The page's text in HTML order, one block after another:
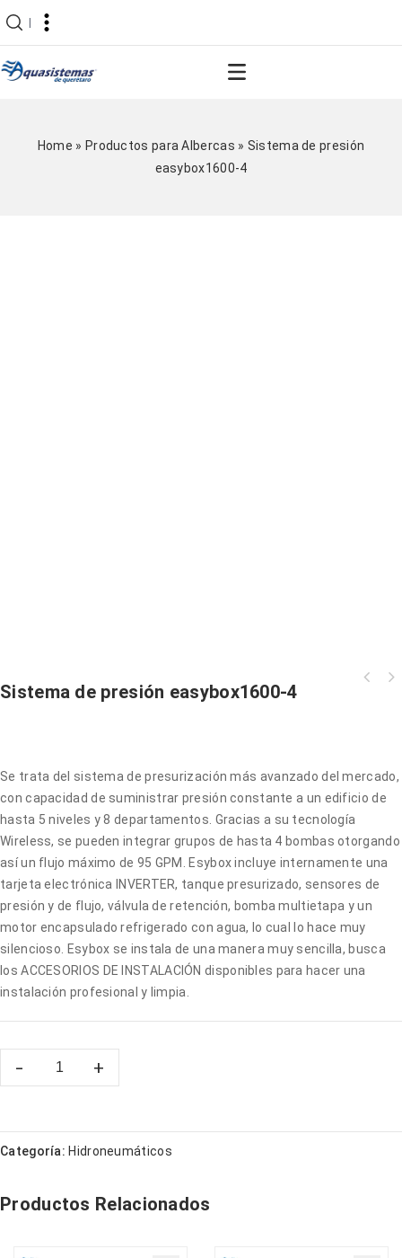
|
Home » Productos para Albercas » Sistema de presión
easybox1600-4
Sistema de presión easybox1600-4
Se trata del sistema de presurización más avanzado del mercado,
con capacidad de suministrar presión constante a un edificio de
hasta 5 niveles y 8 departamentos. Gracias a su tecnología
Wireless, se pueden integrar grupos de hasta 4 bombas otorgando
así un flujo máximo de 95 GPM. Esybox incluye internamente una
tarjeta electrónica INVERTER, tanque presurizado, sensores de
presión y de flujo, válvula de retención, bomba multietapa y un
motor encapsulado refrigerado con agua, lo cual lo hace muy
silencioso. Esybox se instala de una manera muy sencilla, busca
los ACCESORIOS DE INSTALACIÓN disponibles para hacer una
instalación profesional y limpia.
Categoría: Hidroneumáticos
Productos Relacionados